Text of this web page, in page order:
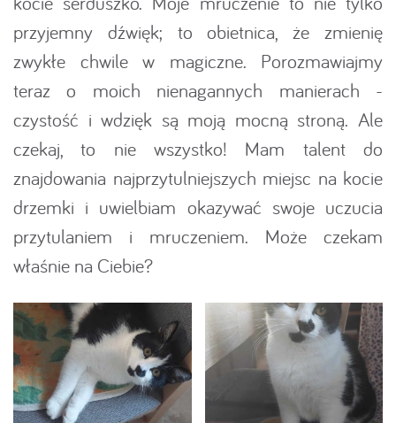
przyjemny dźwięk; to obietnica, że zmienię
zwykłe chwile w magiczne. Porozmawiajmy
teraz o moich nienagannych manierach -
czystość i wdzięk są moją mocną stroną. Ale
czekaj, to nie wszystko! Mam talent do
znajdowania najprzytulniejszych miejsc na kocie
drzemki i uwielbiam okazywać swoje uczucia
przytulaniem i mruczeniem. Może czekam
właśnie na Ciebie?